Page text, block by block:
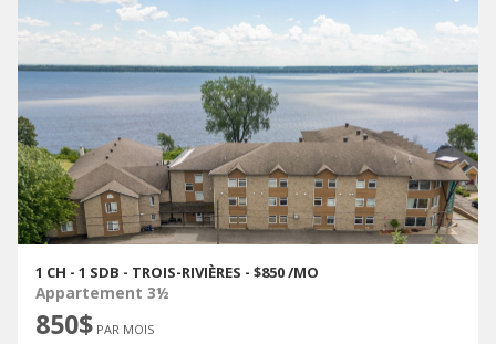
1 CH - 1 SDB - TROIS-RIVIÈRES - $850 /MO
Appartement 3½
850$ PAR MOIS